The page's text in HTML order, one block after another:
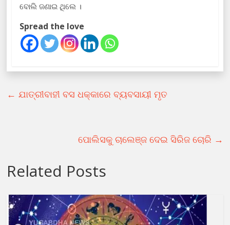
ବୋଲି ଜଣାଇ ଥିଲେ ।
Spread the love
← ଯାତ୍ରୀବାହୀ ବସ ଧକ୍କାରେ ବ୍ୟବସାୟୀ ମୃତ
ପୋଲିସକୁ ଚାଲେଞ୍ଜ ଦେଇ ସିରିଜ ଚୋରି →
Related Posts